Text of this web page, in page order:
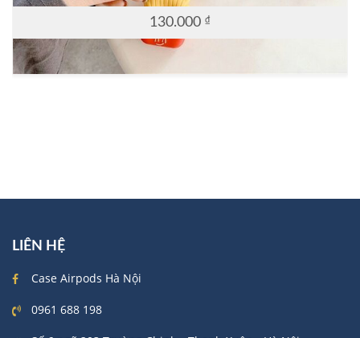
130.000 ₫
LIÊN HỆ
Case Airpods Hà Nội
0961 688 198